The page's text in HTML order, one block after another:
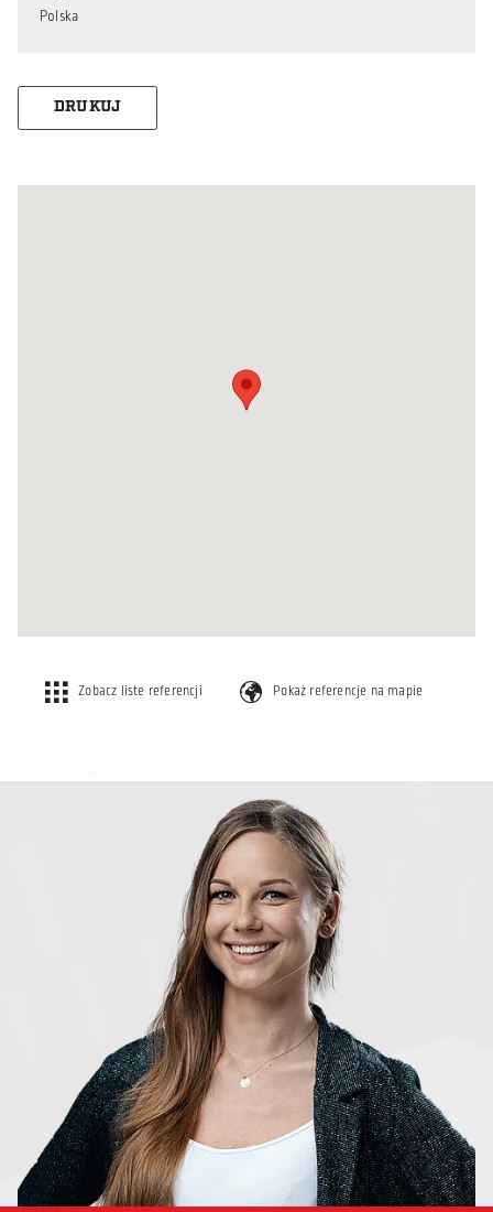
Polska
DRUKUJ
Zobacz liste referencji Pokaż referencje na mapie